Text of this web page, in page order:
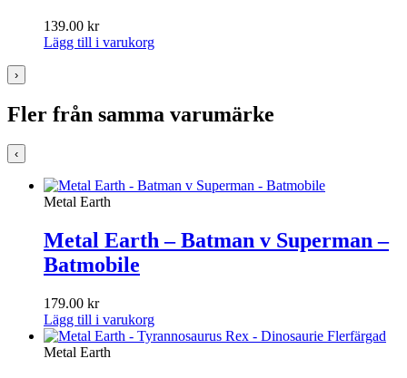
139.00 kr
Lägg till i varukorg
›
Fler från samma varumärke
‹
Metal Earth
Metal Earth – Batman v Superman –
Batmobile
179.00 kr
Lägg till i varukorg
Metal Earth